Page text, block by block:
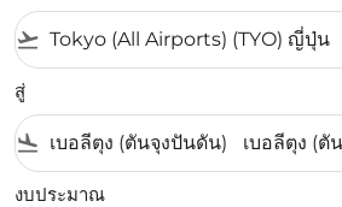
flight_takeoff
สู่
flight_land
งบประมาณ